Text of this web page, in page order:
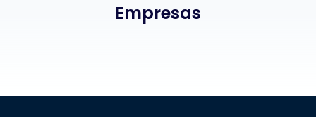
Empresas